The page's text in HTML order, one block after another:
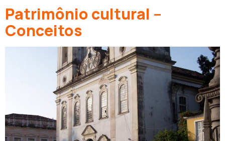
Patrimônio cultural –
Conceitos